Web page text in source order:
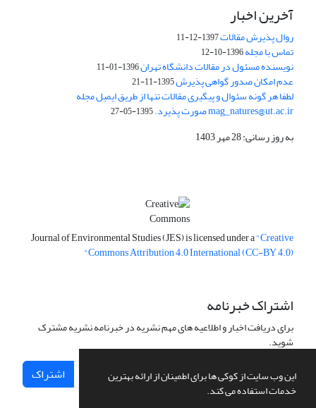
این وب سایت از کوکی ها برای اطمینان از ارائه بهترین
خدمات استفاده می کند.
آخرین اخبار
روال پذیرش مقالات1397-12-11
تماس با مجله1396-10-12
نویسنده مسئول در مقالات دانشگاه تهران1396-01-11
عدم امکان صدور گواهی پذیرش1395-11-21
لطفا هر گونه سئوال و پیگیری مقالات تنها از طریق ایمیل مجله
mag_natures@ut.ac.ir صورت پذیرد. 1395-05-27
به روز رسانی: 28 مهر 1403
Journal of Environmental Studies (JES) is licensed under a"Creative
Commons Attribution 4.0 International (CC-BY 4.0)"
اشتراک خبرنامه
برای دریافت اخبار و اطلاعیه های مهم نشریه در خبرنامه نشریه مشترک
شوید.
اشتراک